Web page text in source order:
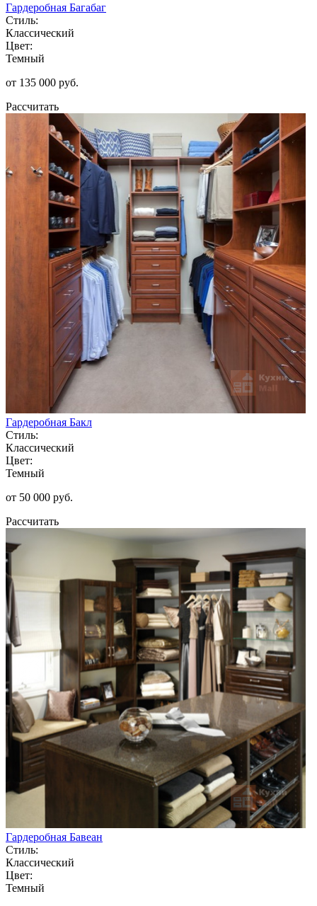
Гардеробная Багабаг
Стиль:
Классический
Цвет:
Темный
от 135 000 руб.
Рассчитать
Гардеробная Бакл
Стиль:
Классический
Цвет:
Темный
от 50 000 руб.
Рассчитать
Гардеробная Бавеан
Стиль:
Классический
Цвет:
Темный